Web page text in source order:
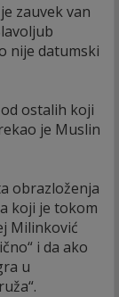
zauvek van
nije datumski
ostalih koji
je Muslin
obrazloženja
koji je tokom
Milinković
i da ako
u